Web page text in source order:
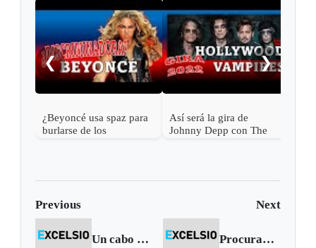
❮
¿Beyoncé usa spaz para
burlarse de los
Así será la gira de
Johnny Depp con The
❯
Previous Next
Un cabo murió tras activar una granada en batallón de Chiquinquirá Procuraduría deja en firme sanción a exalcalde de Campohermoso